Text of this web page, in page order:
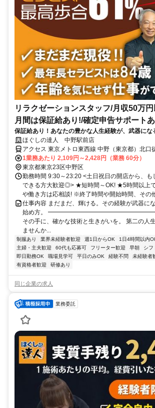
リラクゼーションスタッフ/月収50万
月間は保証給あり!/確定申告サポート
保証給あり！あなたの豊かな人生経験が、武器にな
る、一生モノの癒やしの技術。
ほぐしの達人 中野駅前店
アクセス 東京メトロ東西線 中野（東京都）北口
本線 中野（東京都）北口徒歩約4分、西武新宿線/
師前南口徒歩約15分 中野駅北口徒歩2分
1業務あたり 2,109円～2,428円（業務 60分）
東京都東京23区中野区
勤務時間 9:30～23:20 <土日祝日の開店から、も
できる方大歓迎◎> ★短時間～OK! ★5時間以上
や働き方は応相談! ※終了時間や開始時間、その
仕事内容 まだまだ、輝ける。その経験が武器に
始め方。 ━━━━━━━━━━━━━━━━━━ 50
その手に、確かな技術と生きがいを。 第二の人
ませんか...
制服あり 業界未経験者歓迎 週1日からOK 1日4時間以内
主婦・主夫歓迎
60代も応募可 フリーター歓迎 早朝 シフ
即日勤務OK
職場見学可 平日のみOK 経験不問 未経験者
有資格者歓迎
研修あり
同じ企業の求人
業務委託